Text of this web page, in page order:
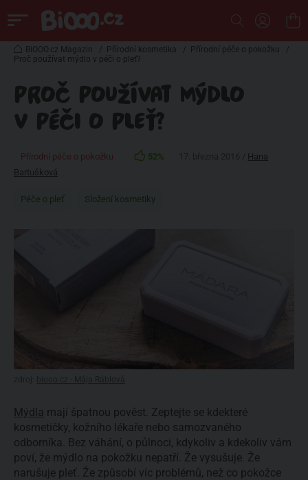
BiOOO.cz Magazin / Přírodní kosmetika / Přírodní péče o pokožku
/
Proč používat mýdlo v péči o pleť?
PROČ POUŽÍVAT MÝDLO
V PÉČI O PLEŤ?
Přírodní péče o pokožku 52%
Hana
Bartušková
Péče o pleť Složení kosmetiky
Mýdla mají špatnou pověst. Zeptejte se kdekteré
kosmetičky, kožního lékaře nebo samozvaného
odborníka. Bez váhání, o půlnoci, kdykoliv a kdekoliv vám
poví, že mýdlo na pokožku nepatří. Že vysušuje. Že
narušuje pleť. Že způsobí víc problémů, než co pokožce